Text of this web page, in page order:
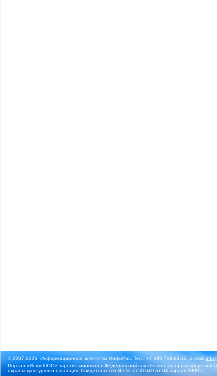
© 2007-2026, Информационное агентство ИнфоРос. Тел.: +7 495 718-84-11, E-mail:
Портал «ИнфоШОС» зарегистрирован в Федеральной службе по надзору в сфере
охраны культурного наследия. Свидетельство Эл № 77-31649 от 04 апреля 2008 г.